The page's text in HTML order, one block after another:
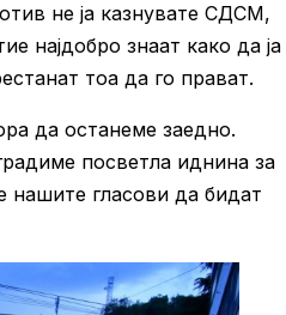
не ја казнувате СДСМ,
најдобро знаат како да ја
тоа да го прават.
да останеме заедно.
посветла иднина за
гласови да бидат